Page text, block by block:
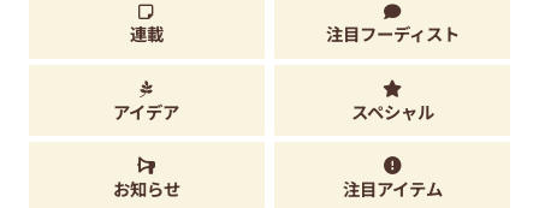
連載 注目フーディスト
アイデア スペシャル
お知らせ 注目アイテム